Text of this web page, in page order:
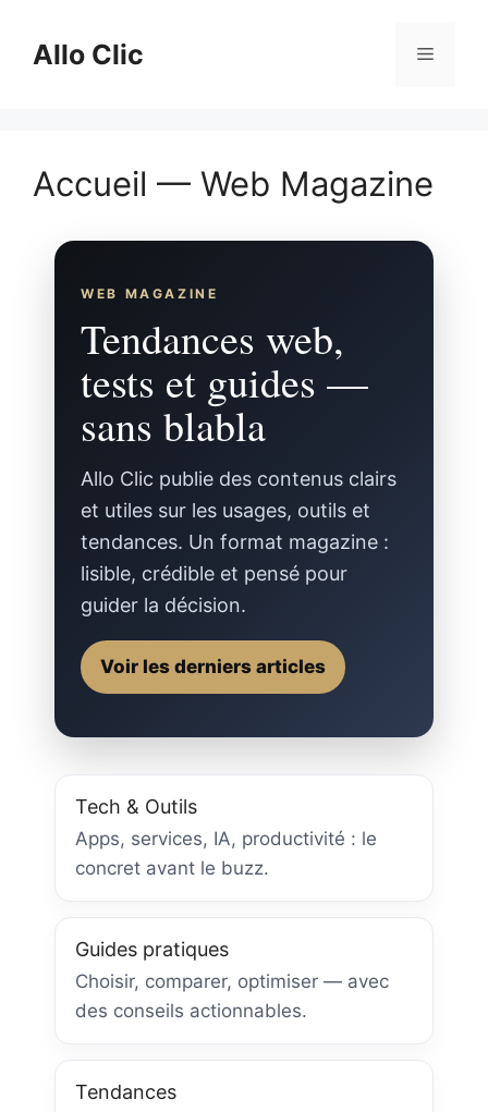
contenuAllo Clic Menu
Accueil — Web Magazine
WEB MAGAZINE
Tendances web,
tests et guides —
sans blabla
Allo Clic publie des contenus clairs
et utiles sur les usages, outils et
tendances. Un format magazine :
lisible, crédible et pensé pour
guider la décision.
Voir les derniers articles
Tech & Outils
Apps, services, IA, productivité : le
concret avant le buzz.
Guides pratiques
Choisir, comparer, optimiser — avec
des conseils actionnables.
Tendances